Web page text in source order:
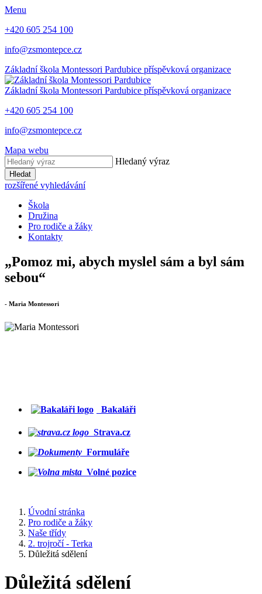
Menu
+420 605 254 100
info@zsmontepce.cz
Základní škola Montessori Pardubice příspěvková organizace
Základní škola Montessori Pardubice příspěvková organizace
+420 605 254 100
info@zsmontepce.cz
Mapa webu
Hledaný výraz
Hledat
rozšířené vyhledávání
Škola
Družina
Pro rodiče a žáky
Kontakty
„Pomoz mi, abych myslel sám a byl sám
sebou“
- Maria Montessori
Bakaláři
Strava.cz
Formuláře
Volné pozice
Úvodní stránka
Pro rodiče a žáky
Naše třídy
2. trojročí - Terka
Důležitá sdělení
Důležitá sdělení